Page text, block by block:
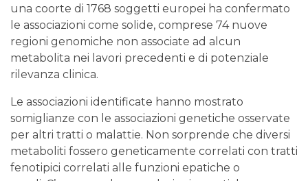
una coorte di 1768 soggetti europei ha confermato
le associazioni come solide, comprese 74 nuove
regioni genomiche non associate ad alcun
metabolita nei lavori precedenti e di potenziale
rilevanza clinica.
Le associazioni identificate hanno mostrato
somiglianze con le associazioni genetiche osservate
per altri tratti o malattie. Non sorprende che diversi
metaboliti fossero geneticamente correlati con tratti
fenotipici correlati alle funzioni epatiche o